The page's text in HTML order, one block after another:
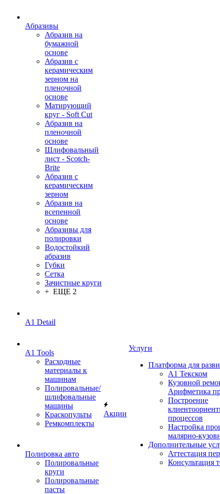
Абразивы
Абразив на
бумажной
основе
Абразив с
керамическим
зерном на
пленочной
основе
Матирующий
круг - Soft Cut
Абразив на
пленочной
основе
Шлифовальный
лист - Scotch-
Brite
Абразив с
керамическим
зерном
Абразив на
всепенной
основе
Абразивы для
полировки
Водостойкий
абразив
Губки
Сетка
Зачистные круги
+ ЕЩЕ 2
A1 Detail
A1 Tools
Расходные
материалы к
машинам
Полировальные/
шлифовальные
машины
Краскопульты
Ремкомплекты
Полировка авто
Полировальные
круги
Полировальные
пасты
Акции
Услуги
Платформа для
А1 Текском
Кузовной
Арифметика
Построение
процессов
Настройка
малярно-
Дополнительные
Аттестация
Консультация